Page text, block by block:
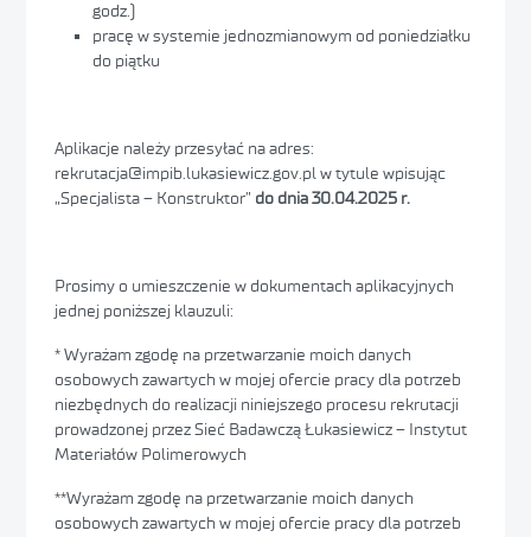
godz.)
pracę w systemie jednozmianowym od poniedziałku
do piątku
Aplikacje należy przesyłać na adres:
rekrutacja@impib.lukasiewicz.gov.pl w tytule wpisując
„Specjalista – Konstruktor” do dnia 30.04.2025 r.
Prosimy o umieszczenie w dokumentach aplikacyjnych
jednej poniższej klauzuli:
* Wyrażam zgodę na przetwarzanie moich danych
osobowych zawartych w mojej ofercie pracy dla potrzeb
niezbędnych do realizacji niniejszego procesu rekrutacji
prowadzonej przez Sieć Badawczą Łukasiewicz – Instytut
Materiałów Polimerowych
**Wyrażam zgodę na przetwarzanie moich danych
osobowych zawartych w mojej ofercie pracy dla potrzeb